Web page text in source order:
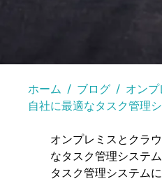
ホーム ブログ
オン
自社に最適なタスク管理
オンプレミスとクラ
なタスク管理システ
タスク管理システム